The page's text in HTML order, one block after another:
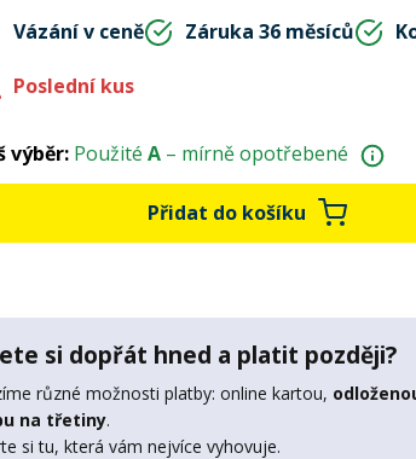
Vázání v ceně Záruka 36 měsíců
Poslední kus
výběr: Použité A – mírně opotřebené
Přidat do košíku
si dopřát hned a platit později?
různé možnosti platby: online kartou,
na třetiny.
si tu, která vám nejvíce vyhovuje.